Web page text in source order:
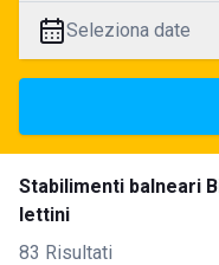
Seleziona date
Stabilimenti balneari
lettini
83 Risultati